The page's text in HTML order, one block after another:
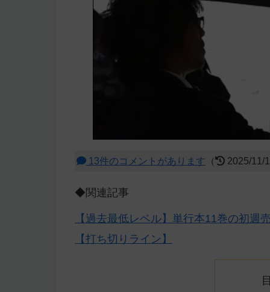
13件のコメントがあります （ 2025/11/
◆関連記事
【過去最低レベル】単行本11巻の初週
【打ち切りライン】